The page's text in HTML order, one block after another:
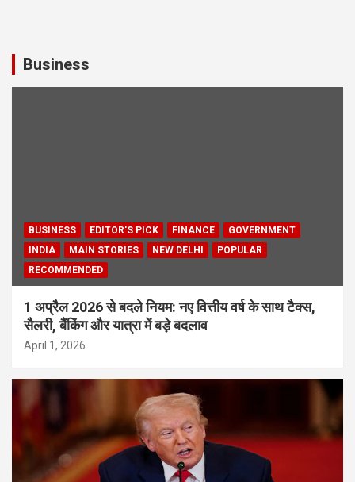
Business
BUSINESS EDITOR'S PICK FINANCE
GOVERNMENT
INDIA
MAIN STORIES NEW DELHI
POPULAR
RECOMMENDED
1 अप्रैल 2026 से बदले नियम: नए वित्तीय वर्ष के साथ टैक्स,
सैलरी, बैंकिंग और यात्रा में बड़े बदलाव
April 1, 2026